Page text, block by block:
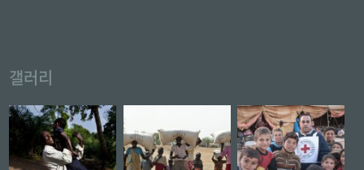
갤러리